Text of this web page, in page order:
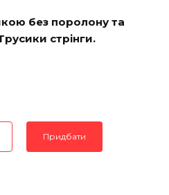
без поролону та
стрінги.
Придбати